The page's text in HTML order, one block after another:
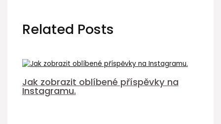
Related Posts
Jak zobrazit oblíbené příspěvky na
Instagramu.